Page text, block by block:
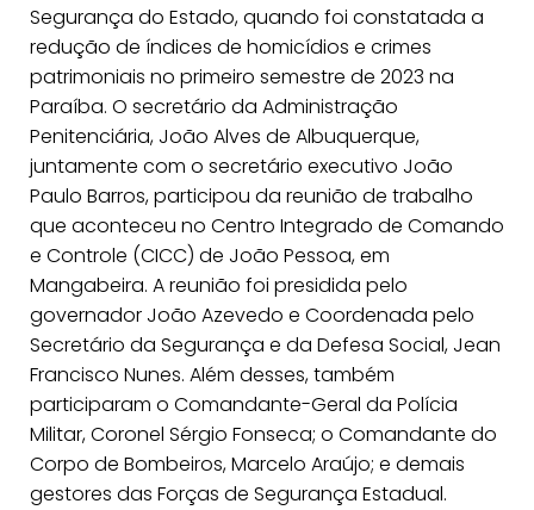
Segurança do Estado, quando foi constatada a
redução de índices de homicídios e crimes
patrimoniais no primeiro semestre de 2023 na
Paraíba. O secretário da Administração
Penitenciária, João Alves de Albuquerque,
juntamente com o secretário executivo João
Paulo Barros, participou da reunião de trabalho
que aconteceu no Centro Integrado de Comando
e Controle (CICC) de João Pessoa, em
Mangabeira. A reunião foi presidida pelo
governador João Azevedo e Coordenada pelo
Secretário da Segurança e da Defesa Social, Jean
Francisco Nunes. Além desses, também
participaram o Comandante-Geral da Polícia
Militar, Coronel Sérgio Fonseca; o Comandante do
Corpo de Bombeiros, Marcelo Araújo; e demais
gestores das Forças de Segurança Estadual.